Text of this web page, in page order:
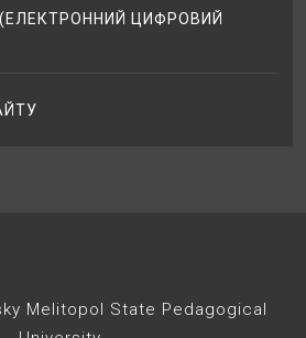
(ЕЛЕКТРОННИЙ ЦИФРОВИЙ
Melitopol State Pedagogical